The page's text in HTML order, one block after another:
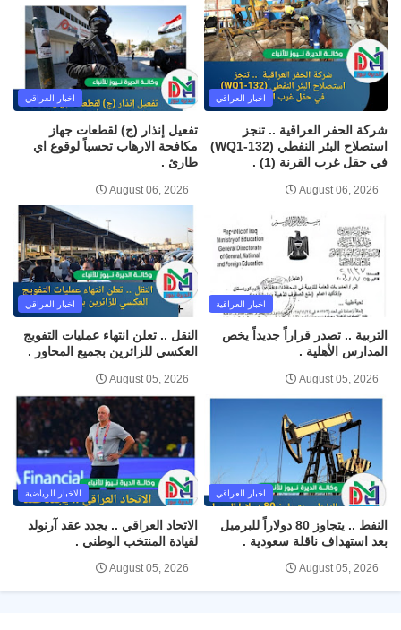
اخبار العراقي
شركة الحفر العراقية .. تنجز
استصلاح البئر النفطي (WQ1-132)
في حقل غرب القرنة (1) .
August 06, 2026
اخبار العراقي
تفعيل إنذار (ج) لقطعات جهاز
مكافحة الارهاب تحسباً لوقوع اي
طارئ .
August 06, 2026
اخبار العراقية
التربية .. تصدر قراراً جديداً يخص
المدارس الأهلية .
August 05, 2026
اخبار العراقي
النقل .. تعلن انتهاء عمليات التفويج
العكسي للزائرين بجميع المحاور .
August 05, 2026
اخبار العراقي
النفط .. يتجاوز 80 دولاراً للبرميل
بعد استهداف ناقلة سعودية .
August 05, 2026
الاخبار الرياضية
الاتحاد العراقي .. يجدد عقد آرنولد
لقيادة المنتخب الوطني .
August 05, 2026